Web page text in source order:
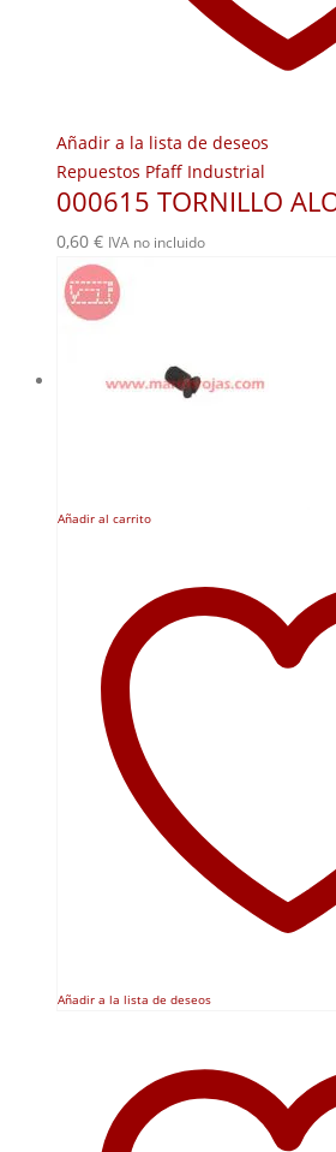
Añadir a la lista de deseos
Repuestos Pfaff Industrial
000615 TORNILLO
0,60 € IVA no incluido
Añadir al carrito
Añadir a la lista de deseos